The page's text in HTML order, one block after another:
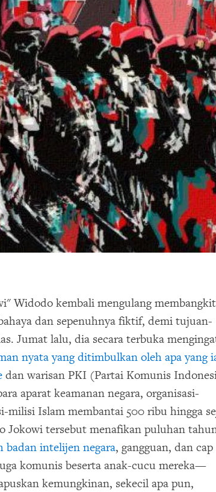
Widodo kembali mengulang
dan sepenuhnya fiktif, demi tujuan-
Jumat lalu, dia secara terbuka
nyata yang ditimbulkan oleh apa yang
dan warisan PKI (Partai Komunis
aparat keamanan negara, organisasi-
milisi Islam membantai 500 ribu hingga
Jokowi tersebut menafikan puluhan
badan intelijen negara, gangguan, dan cap
komunis beserta anak-cucu mereka—
kemungkinan, sekecil apa pun,